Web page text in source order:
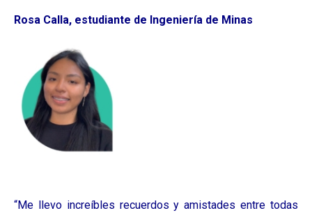
Rosa Calla, estudiante de Ingeniería de Minas
“Me llevo increíbles recuerdos y amistades entre todas